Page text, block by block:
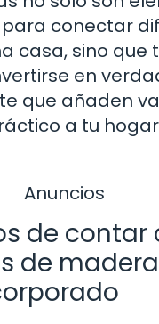
conectar
casa, sino que
en
que añaden
a tu
Anuncios
de contar
de